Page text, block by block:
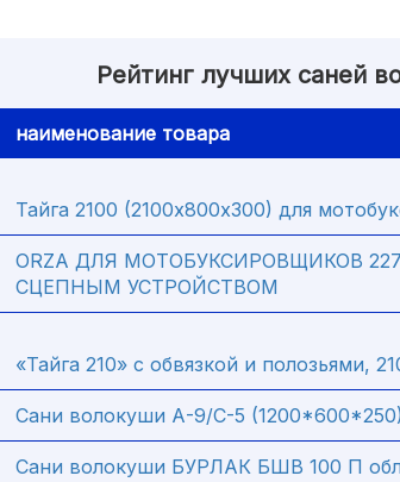
Рейтинг лучших саней
наименование товара
Тайга 2100 (2100х800х300) для
ORZA ДЛЯ МОТОБУКСИРОВЩИКОВ
СЦЕПНЫМ УСТРОЙСТВОМ
«Тайга 210» с обвязкой и полозьями,
Сани волокуши А-9/С-5
Сани волокуши БУРЛАК БШВ 100 П